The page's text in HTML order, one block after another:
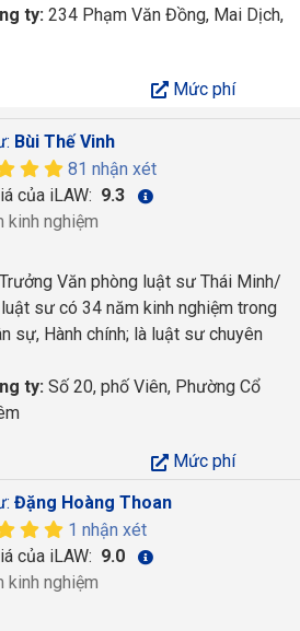
ty: 234 Phạm Văn Đồng, Mai Dịch,
Mức phí
Bùi Thế Vinh
81 nhận xét
của iLAW: 9.3
kinh nghiệm
Văn phòng luật sư Thái Minh/
sư có 34 năm kinh nghiệm trong
sự, Hành chính; là luật sư chuyên
ty: Số 20, phố Viên, Phường Cổ
Mức phí
Đặng Hoàng Thoan
1 nhận xét
của iLAW: 9.0
kinh nghiệm